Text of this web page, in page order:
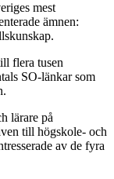
mest
ämnen:
flera tusen
SO-länkar som
lärare på
till högskole- och
av de fyra